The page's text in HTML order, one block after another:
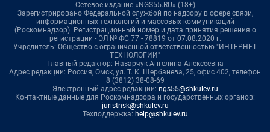
Сетевое издание «NGS55.RU» (18+)
Зарегистрировано Федеральной службой по надзору в сфере связи,
информационных технологий и массовых коммуникаций
(Роскомнадзор). Регистрационный номер и дата принятия решения о
регистрации - ЭЛ № ФС 77 - 78819 от 07.08.2020 г.
Учредитель: Общество с ограниченной ответственностью "ИНТЕРНЕТ
ТЕХНОЛОГИИ"
Главный редактор: Назарчук Ангелина Алексеевна
Адрес редакции: Россия, Омск, ул. Т. К. Щербанева, 25, офис 402, телефон
8 (3812) 38-08-69
Электронный адрес редакции: ngs55@shkulev.ru
Контактные данные для Роскомнадзора и государственных органов:
juristnsk@shkulev.ru
Техподдержка: help@shkulev.ru